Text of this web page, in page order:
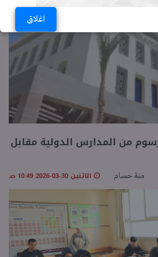
اغلاق
نورا ممدوح
من المدارس الدولية مقابل
منة حسام الاثنين 30-03-2026 10:49 صـ